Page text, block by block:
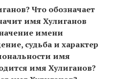
Что обозначает
имя Хулиганов
имени
судьба и характер
имя
имя Хулиганов?